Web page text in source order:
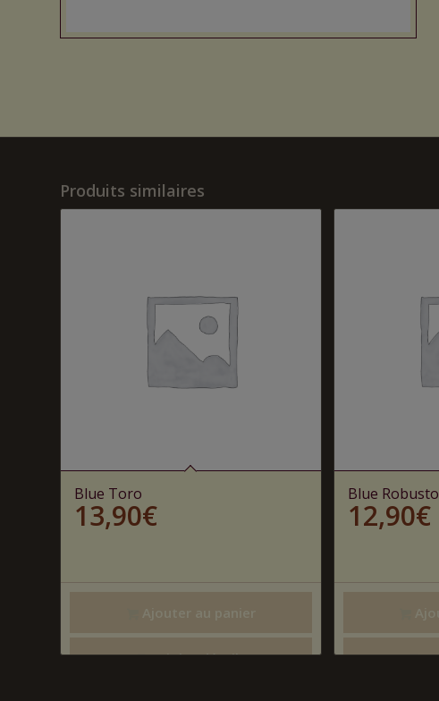
Produits similaires
Blue Toro
13,90€
Voir les détails
Blue Robusto
12,90€